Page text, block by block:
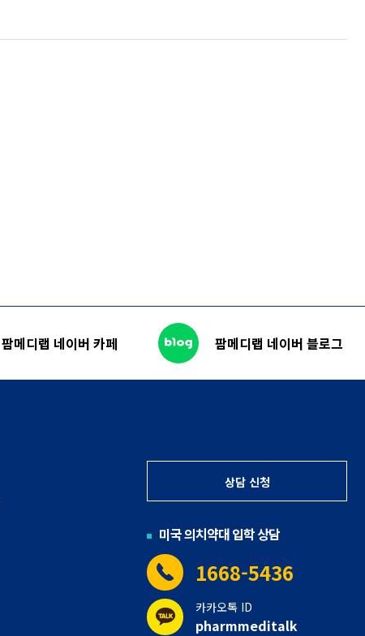
팜메디랩 네이버 카페 팜메디랩 네이버 블로그
상담 신청
미국 의치약대 입학 상담
1668-5436
카카오톡 ID
pharmmeditalk